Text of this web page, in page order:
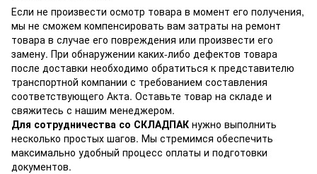
Если не произвести осмотр товара в момент его получения,
мы не сможем компенсировать вам затраты на ремонт
товара в случае его повреждения или произвести его
замену. При обнаружении каких-либо дефектов товара
после доставки необходимо обратиться к представителю
транспортной компании с требованием составления
соответствующего Акта. Оставьте товар на складе и
свяжитесь с нашим менеджером.
Для сотрудничества со СКЛАДПАК нужно выполнить
несколько простых шагов. Мы стремимся обеспечить
максимально удобный процесс оплаты и подготовки
документов.